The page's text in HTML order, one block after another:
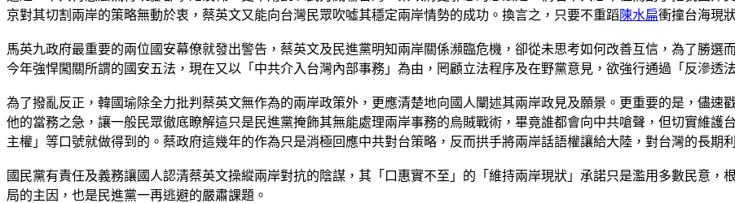
京對其切割兩岸的策略無動於衷，蔡英文又能向台灣民眾吹噓其穩定兩岸情勢的成功。換言之，只要不重蹈 陳水扁衝撞台海現
馬英九政府最重要的兩位國安幕僚就發出警告，蔡英文及民進黨明知兩岸關係瀕臨危機，卻從未思考如何改善互信，為了勝選
今年強悍闖關所謂的國安五法，現在又以「中共介入台灣內部事務」為由，罔顧立法程序及在野黨意見，欲強行通過「反滲透
為了撥亂反正，韓國瑜除全力批判蔡英文無作為的兩岸政策外，更應清楚地向國人闡述其兩岸政見及願景。更重要的是，儘速
他的當務之急，讓一般民眾徹底瞭解這只是民進黨掩飾其無能處理兩岸事務的烏賊戰術，畢竟誰都會向中共嗆聲，但切實維護
主權」等口號就做得到的。蔡政府這幾年的作為只是消極回應中共對台策略，反而拱手將兩岸話語權讓給大陸，對台灣的長期
國民黨有責任及義務讓國人認清蔡英文操縱兩岸對抗的陰謀，其「口惠實不至」的「維持兩岸現狀」承諾只是濫用多數民意
局的主因，也是民進黨一再逃避的嚴肅課題。